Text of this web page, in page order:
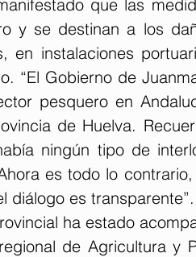
que las
y se destinan a los
en instalaciones
“El Gobierno de
pesquero en
de Huelva.
ningún tipo de
es todo lo
diálogo es transparente”.
ha estado
de Agricultura y